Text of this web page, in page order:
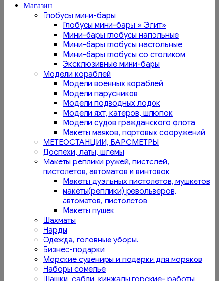
Магазин
Глобусы мини-бары
Глобусы мини-бары » Элит»
Мини-бары глобусы напольные
Мини-бары глобусы настольные
Мини-бары глобусы со столиком
Эксклюзивные мини-бары
Модели кораблей
Модели военных кораблей
Модели парусников
Модели подводных лодок
Модели яхт, катеров, шлюпок
Модели судов гражданского флота
Макеты маяков, портовых сооружений
МЕТЕОСТАНЦИИ, БАРОМЕТРЫ
Доспехи, латы, шлемы
Макеты реплики ружей, пистолей,
пистолетов, автоматов и винтовок
Макеты дуэльных пистолетов, мушкетов
макеты(реплики) револьверов,
автоматов, пистолетов
Макеты пушек
Шахматы
Нарды
Одежда, головные уборы.
Бизнес-подарки
Морские сувениры и подарки для моряков
Наборы сомелье
Шашки, сабли, кинжалы горские- работы